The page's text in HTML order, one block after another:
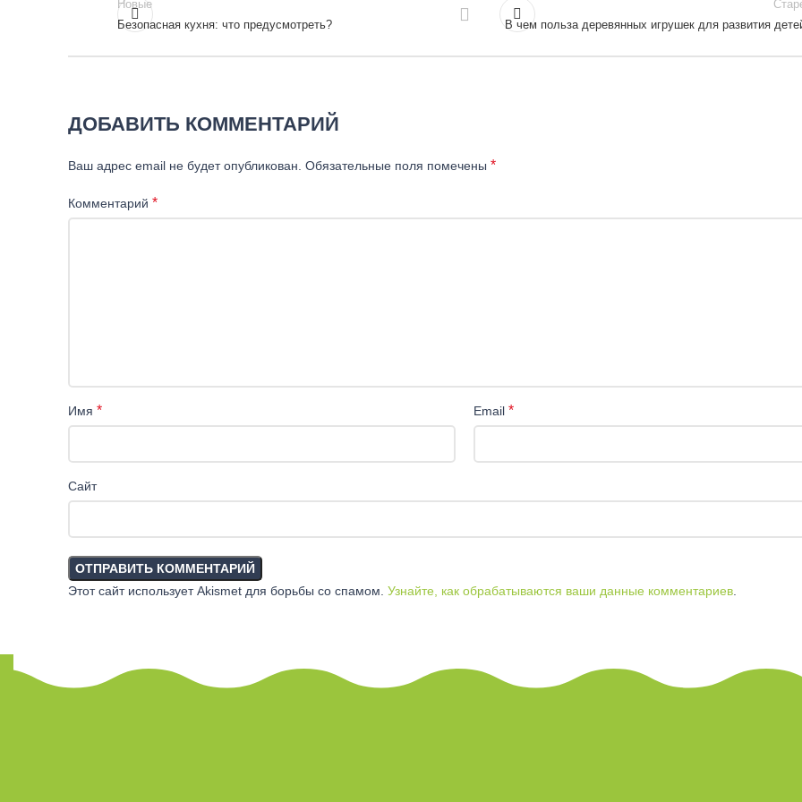
Новые
Безопасная кухня: что предусмотреть?
В чем польза деревянных игрушек для развития
ДОБАВИТЬ КОММЕНТАРИЙ
Ваш адрес email не будет опубликован. Обязательные поля помечены *
Комментарий *
Имя * Email*
Сайт
Этот сайт использует Akismet для борьбы со спамом. Узнайте, как обрабатываются ваши данные комментариев